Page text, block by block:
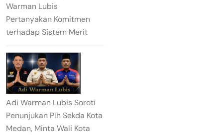
Warman Lubis
Pertanyakan Komitmen
terhadap Sistem Merit
Adi Warman Lubis Soroti
Penunjukan Plh Sekda Kota
Medan, Minta Wali Kota